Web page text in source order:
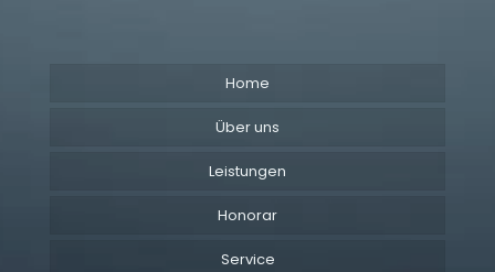
Home
Über uns
Leistungen
Honorar
Service